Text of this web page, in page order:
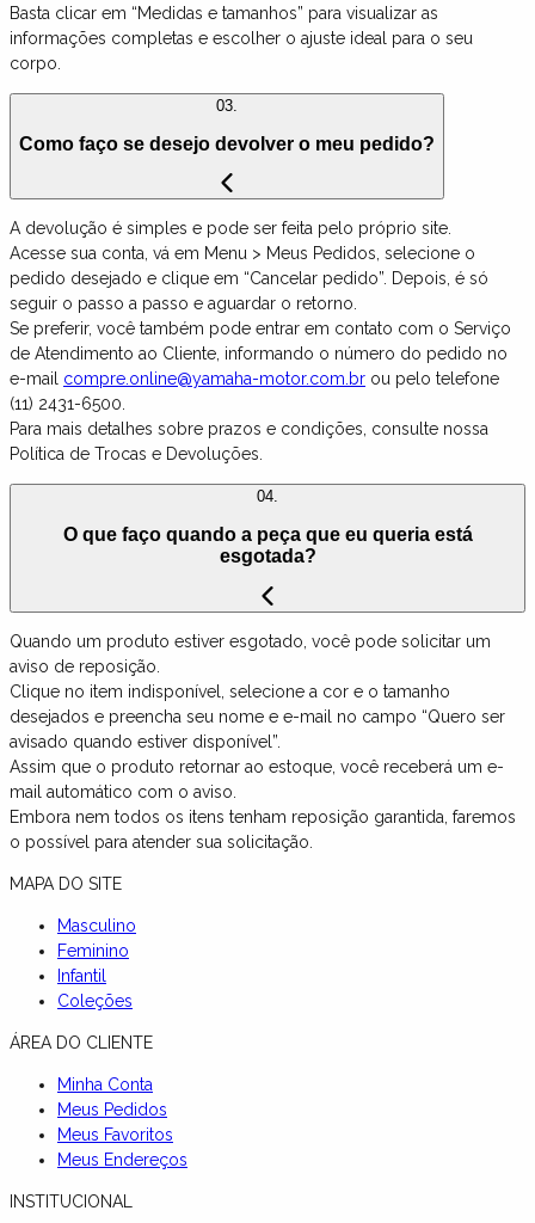
Basta clicar em “Medidas e tamanhos” para visualizar as
informações completas e escolher o ajuste ideal para o seu
corpo.
03.
Como faço se desejo devolver o meu pedido?
A devolução é simples e pode ser feita pelo próprio site.
Acesse sua conta, vá em Menu > Meus Pedidos, selecione o
pedido desejado e clique em “Cancelar pedido”. Depois, é só
seguir o passo a passo e aguardar o retorno.
Se preferir, você também pode entrar em contato com o Serviço
de Atendimento ao Cliente, informando o número do pedido no
e-mail compre.online@yamaha-motor.com.br ou pelo telefone
(11) 2431-6500.
Para mais detalhes sobre prazos e condições, consulte nossa
Política de Trocas e Devoluções.
04.
O que faço quando a peça que eu queria está
esgotada?
Quando um produto estiver esgotado, você pode solicitar um
aviso de reposição.
Clique no item indisponível, selecione a cor e o tamanho
desejados e preencha seu nome e e-mail no campo “Quero ser
avisado quando estiver disponível”.
Assim que o produto retornar ao estoque, você receberá um e-
mail automático com o aviso.
Embora nem todos os itens tenham reposição garantida, faremos
o possível para atender sua solicitação.
MAPA DO SITE
Masculino
Feminino
Infantil
Coleções
ÁREA DO CLIENTE
Minha Conta
Meus Pedidos
Meus Favoritos
Meus Endereços
INSTITUCIONAL